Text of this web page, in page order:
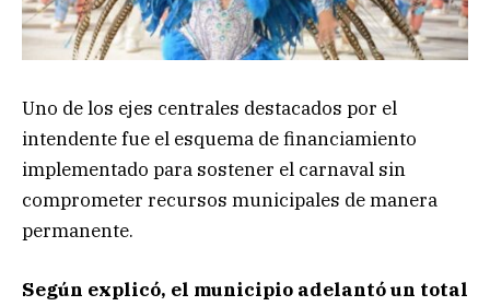
Uno de los ejes centrales destacados por el
intendente fue el esquema de financiamiento
implementado para sostener el carnaval sin
comprometer recursos municipales de manera
permanente.
Según explicó, el municipio adelantó un total